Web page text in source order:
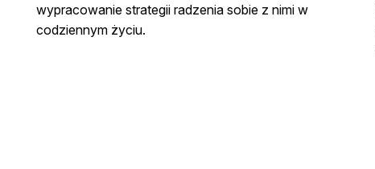
wypracowanie strategii radzenia sobie z nimi w
codziennym życiu.